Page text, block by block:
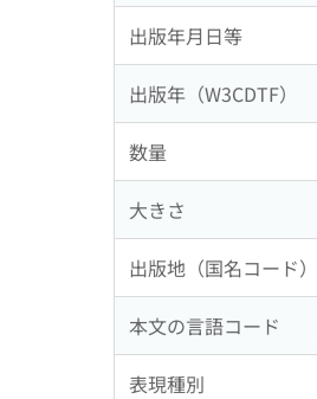
出版年月日等
出版年（W3CDTF）
数量
大きさ
出版地（国名コード）
本文の言語コード
表現種別